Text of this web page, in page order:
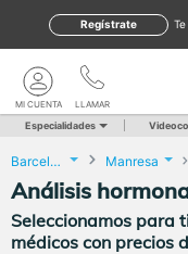
Regístrate
LLAMAR
MI CUENTA
Especialidades
Barcelona Manresa
Análisis
Seleccionamos para
médicos con precios